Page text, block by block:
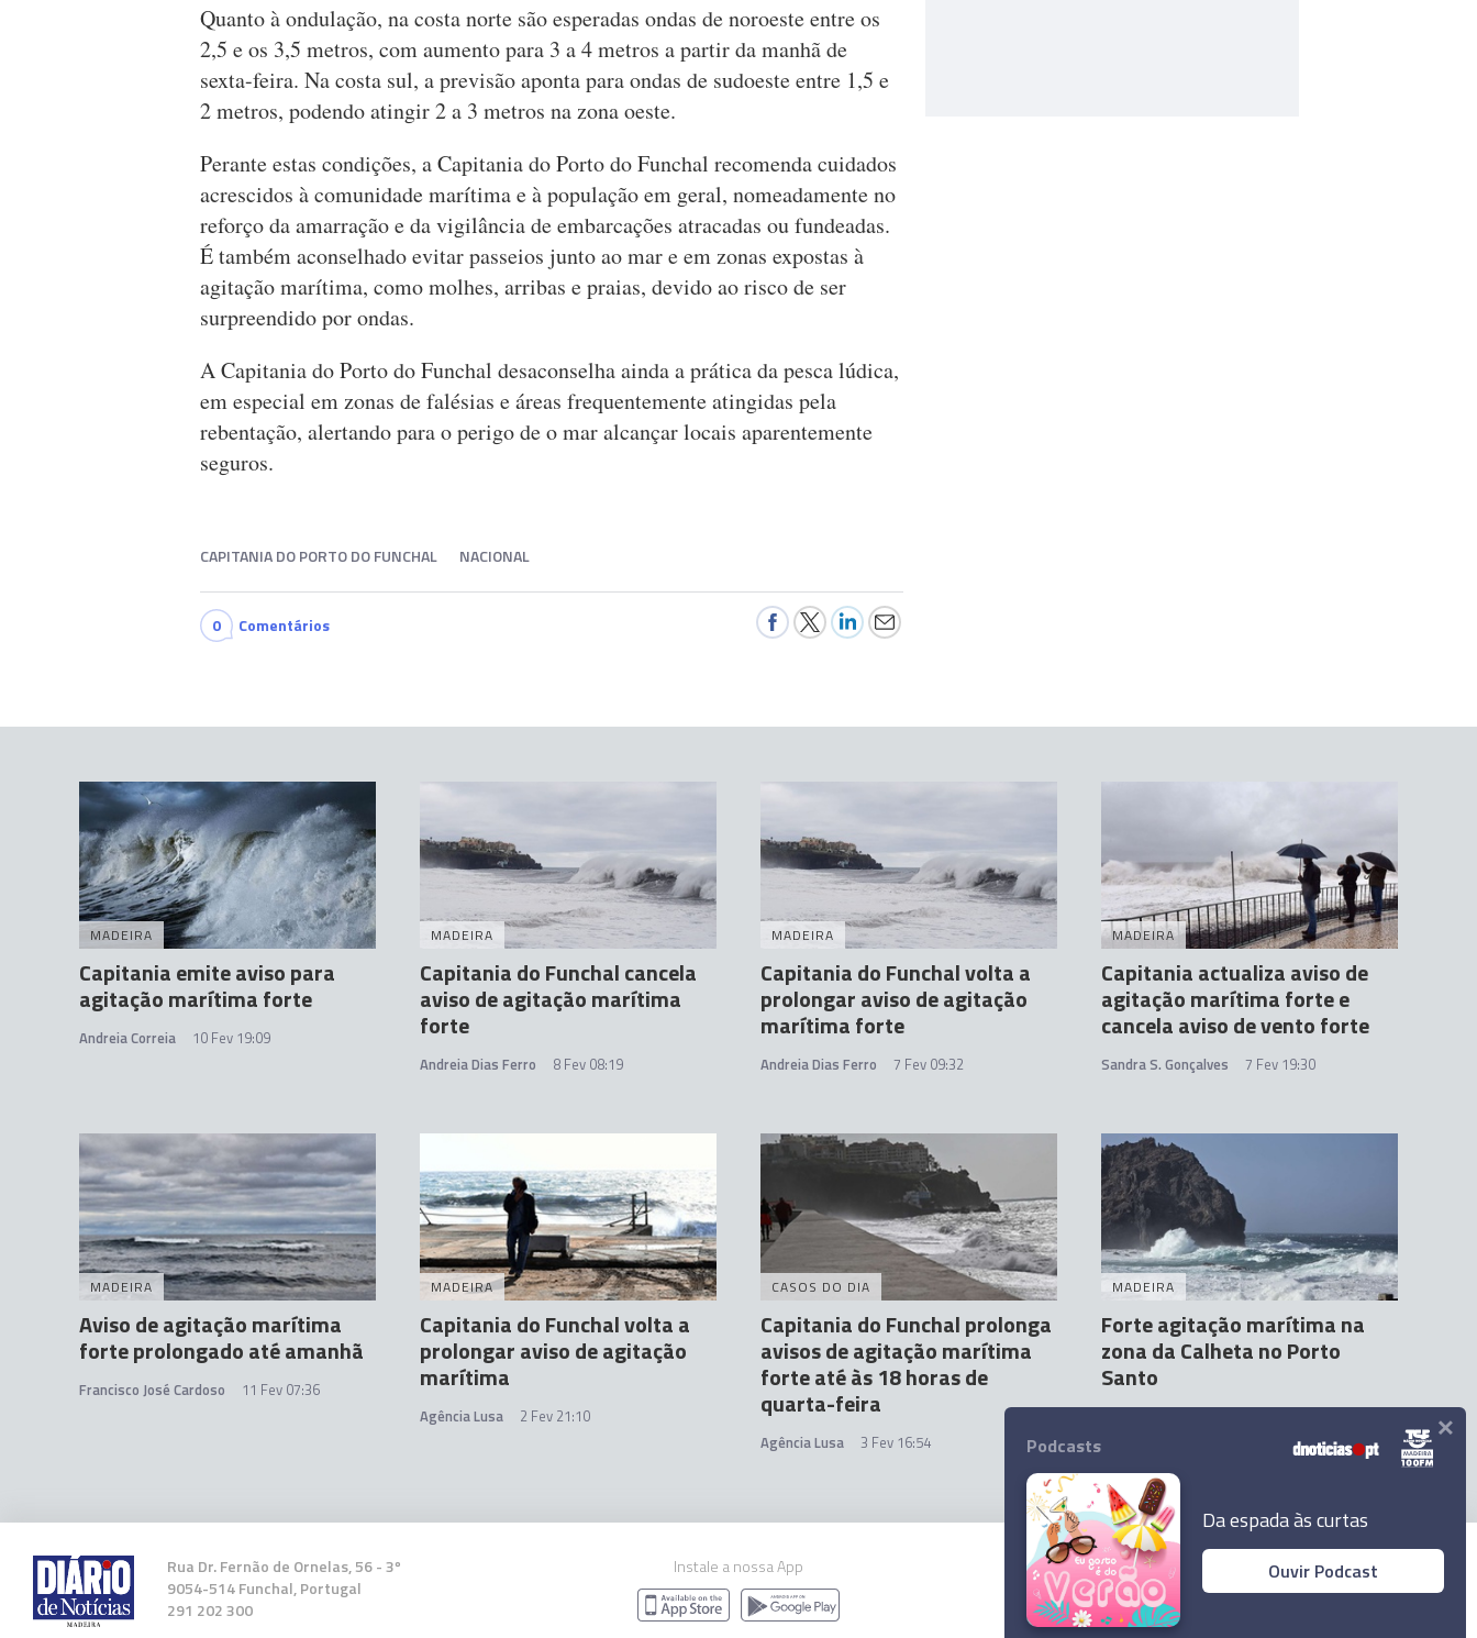
Quanto à ondulação, na costa norte são esperadas ondas de noroeste entre os
2,5 e os 3,5 metros, com aumento para 3 a 4 metros a partir da manhã de
sexta-feira. Na costa sul, a previsão aponta para ondas de sudoeste entre 1,5 e
2 metros, podendo atingir 2 a 3 metros na zona oeste.
Perante estas condições, a Capitania do Porto do Funchal recomenda cuidados
acrescidos à comunidade marítima e à população em geral, nomeadamente no
reforço da amarração e da vigilância de embarcações atracadas ou fundeadas.
É também aconselhado evitar passeios junto ao mar e em zonas expostas à
agitação marítima, como molhes, arribas e praias, devido ao risco de ser
surpreendido por ondas.
A Capitania do Porto do Funchal desaconselha ainda a prática da pesca lúdica,
em especial em zonas de falésias e áreas frequentemente atingidas pela
rebentação, alertando para o perigo de o mar alcançar locais aparentemente
seguros.
CAPITANIA DO PORTO DO FUNCHAL NACIONAL
0 Comentários
MADEIRA
Capitania emite aviso para
agitação marítima forte
Andreia Correia 10 Fev 19:09
MADEIRA
Capitania do Funchal cancela
aviso de agitação marítima
forte
Andreia Dias Ferro 8 Fev 08:19
MADEIRA
Capitania do Funchal volta a
prolongar aviso de agitação
marítima forte
Andreia Dias Ferro 7 Fev 09:32
MADEIRA
Capitania actualiza aviso de
agitação marítima forte e
cancela aviso de vento forte
Sandra S. Gonçalves 7 Fev 19:30
MADEIRA
Aviso de agitação marítima
forte prolongado até amanhã
Francisco José Cardoso 11 Fev 07:36
MADEIRA
Capitania do Funchal volta a
prolongar aviso de agitação
marítima
Agência Lusa 2 Fev 21:10
CASOS DO DIA
Capitania do Funchal prolonga
avisos de agitação marítima
forte até às 18 horas de
quarta-feira
Agência Lusa 3 Fev 16:54
MADEIRA
Forte agitação marítima na
zona da Calheta no Porto
Santo
Rua Dr. Fernão de Ornelas, 56 - 3º
9054-514 Funchal, Portugal
291 202 300
Instale a nossa App
© 2026 Empresa Diário de Notícias, Lda.
Podcasts
Da espada às curtas
Ouvir Podcast
×